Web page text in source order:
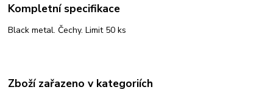
Kompletní specifikace
Black metal. Čechy. Limit 50 ks
Zboží zařazeno v kategoriích